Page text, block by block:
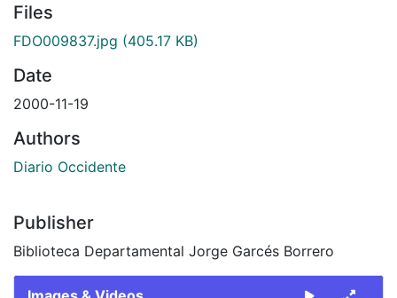
Files
FDO009837.jpg (405.17 KB)
Date
2000-11-19
Authors
Diario Occidente
Publisher
Biblioteca Departamental Jorge Garcés Borrero